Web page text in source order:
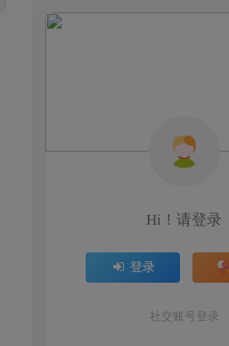
Hi！请登录
登录
社交账号登录